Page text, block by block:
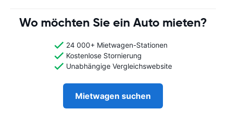
Wo möchten Sie ein Auto mieten?
24 000+ Mietwagen-Stationen
Kostenlose Stornierung
Unabhängige Vergleichswebsite
Mietwagen suchen